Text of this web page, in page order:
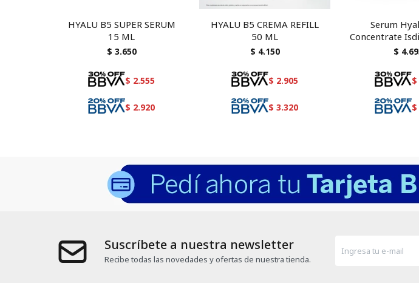
HYALU B5 SUPER SERUM
15 ML
$ 3.650
$ 2.555
$ 2.920
HYALU B5 CREMA REFILL
50 ML
$ 4.150
$ 2.905
$ 3.320
Serum
Concentrate
ml
$
$
$
Suscríbete a nuestra newsletter
Recibe todas las novedades y ofertas de nuestra tienda.